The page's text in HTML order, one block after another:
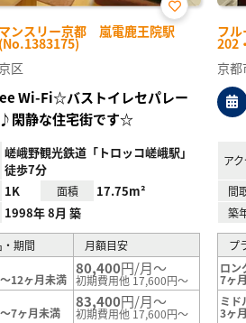
ンスリー京都 嵐電鹿王院駅
お気
に入
区
Wi-Fi☆バストイレセパレー
閑静な住宅街です☆
嵯峨野観光鉄道「トロッコ嵯峨駅」
徒歩7分
1K 面積 17.75m²
1998年 8月 築
期間
月額目安
12ヶ月未満
80,400円/月～
初期費用他 17,600円～
7ヶ月未満
83,400円/月～
初期費用他 17,600円～
フ
202
京
ア
間
築
プ
ロン
7ヶ
ミド
3ヶ